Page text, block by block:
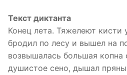
Текст диктанта
Конец лета. Тяжелеют кисти
бродил по лесу и вышел на
возвышалась большая копна
душистое сено, дышал